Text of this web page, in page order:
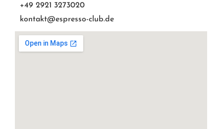
+49 2921 3273020
kontakt@espresso-club.de